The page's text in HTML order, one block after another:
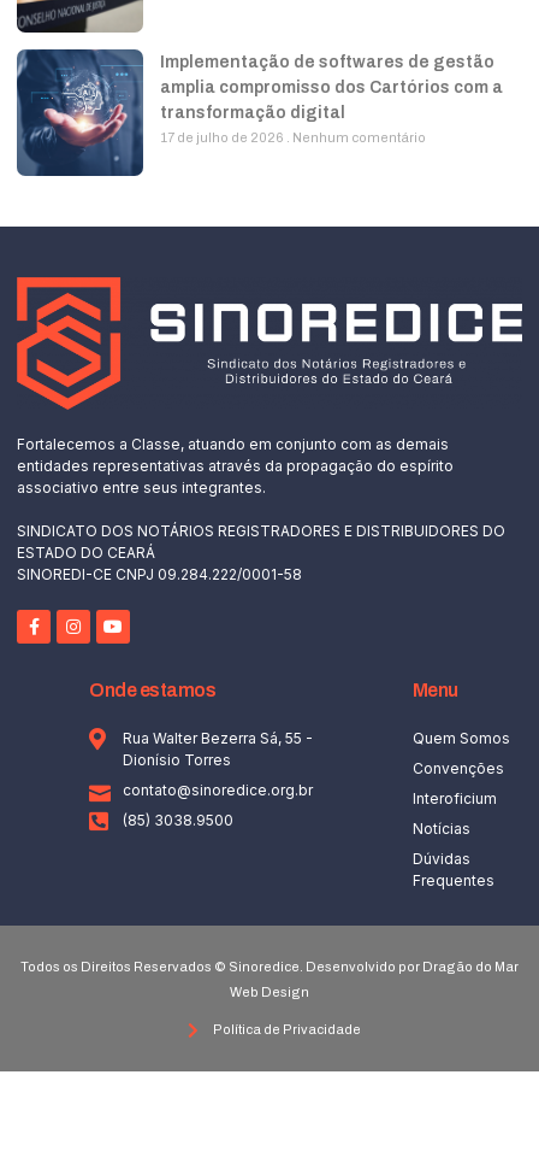
Implementação de softwares de gestão
amplia compromisso dos Cartórios com a
transformação digital
17 de julho de 2026 Nenhum comentário
Fortalecemos a Classe, atuando em conjunto com as demais
entidades representativas através da propagação do espírito
associativo entre seus integrantes.
SINDICATO DOS NOTÁRIOS REGISTRADORES E DISTRIBUIDORES DO
ESTADO DO CEARÁ
SINOREDI-CE CNPJ 09.284.222/0001-58
Onde estamos
Rua Walter Bezerra Sá, 55 -
Dionísio Torres
contato@sinoredice.org.br
(85) 3038.9500
Menu
Quem Somos
Convenções
Interoficium
Notícias
Dúvidas
Frequentes
Todos os Direitos Reservados © Sinoredice. Desenvolvido por Dragão do Mar
Web Design
Política de Privacidade